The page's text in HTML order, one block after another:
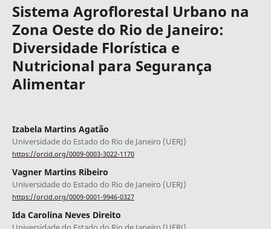
Sistema Agroflorestal Urbano na
Zona Oeste do Rio de Janeiro:
Diversidade Florística e
Nutricional para Segurança
Alimentar
Izabela Martins Agatão
Universidade do Estado do Rio de Janeiro (UERJ)
https://orcid.org/0009-0003-3022-1170
Vagner Martins Ribeiro
Universidade do Estado do Rio de Janeiro (UERJ)
https://orcid.org/0009-0001-9946-0327
Ida Carolina Neves Direito